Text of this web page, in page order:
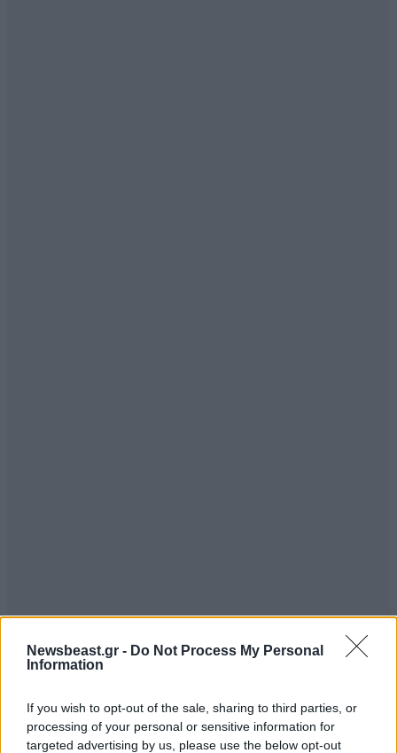
Newsbeast.gr - Do Not Process My Personal
Information
If you wish to opt-out of the sale, sharing to third parties, or
processing of your personal or sensitive information for
targeted advertising by us, please use the below opt-out